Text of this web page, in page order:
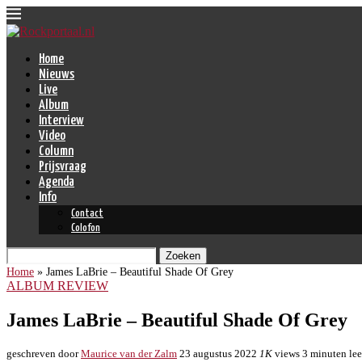
Home
Nieuws
Live
Album
Interview
Video
Column
Prijsvraag
Agenda
Info
Contact
Colofon
Zoeken
Home » James LaBrie – Beautiful Shade Of Grey
ALBUM REVIEW
James LaBrie – Beautiful Shade Of Grey
geschreven doorMaurice van der Zalm 23 augustus 2022 1K views 3 minuten